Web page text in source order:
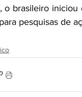
o brasileiro iniciou
pesquisas de